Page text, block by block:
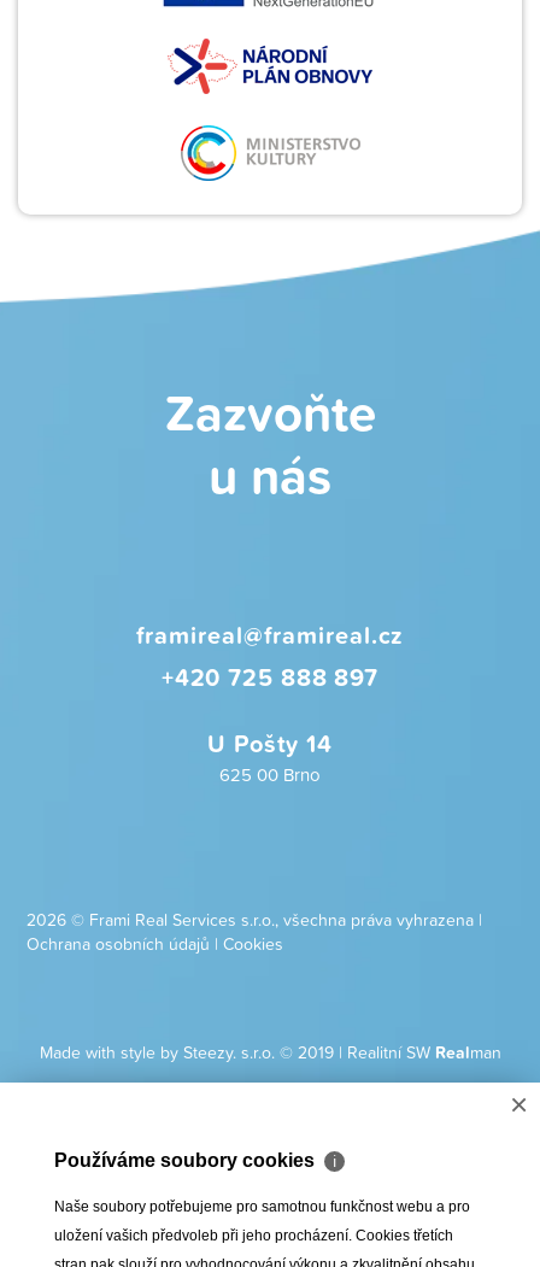
Zazvoňte
u nás
framireal@framireal.cz
+420 725 888 897
U Pošty 14
625 00 Brno
2026 © Frami Real Services s.r.o., všechna práva vyhrazena |
Ochrana osobních údajů |Cookies
Made with style by Steezy. s.r.o. © 2019| Realitní SW Realman
×
Používáme soubory cookies ℹ
Naše soubory potřebujeme pro samotnou funkčnost webu a pro
uložení vašich předvoleb při jeho procházení. Cookies třetích